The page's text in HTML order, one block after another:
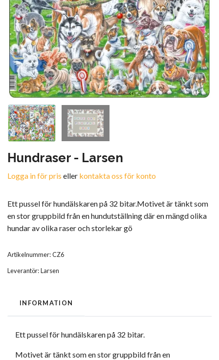
Hundraser - Larsen
Logga in för pris eller kontakta oss för konto
Ett pussel för hundälskaren på 32 bitar.Motivet är tänkt som
en stor gruppbild från en hundutställning där en mängd olika
hundar av olika raser och storlekar gö
Artikelnummer:CZ6
Leverantör:Larsen
INFORMATION
Ett pussel för hundälskaren på 32 bitar.
Motivet är tänkt som en stor gruppbild från en